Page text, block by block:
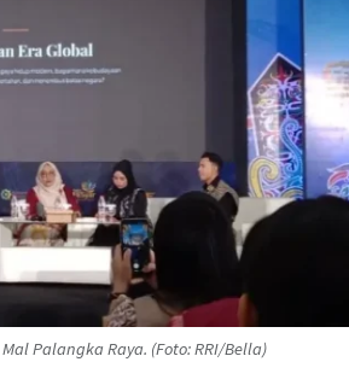
Palangka Raya. (Foto: RRI/Bella)